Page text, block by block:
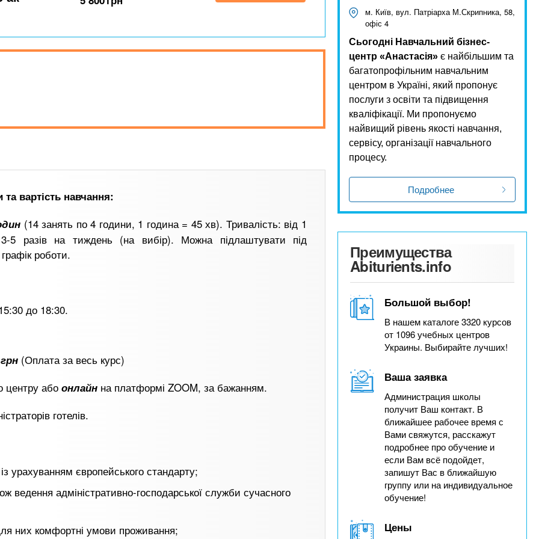
та вартість навчання:
(14 занять по 4 години, 1 година = 45 хв). Тривалість: від 1
5 разів на тиждень (на вибір). Можна підлаштувати під
роботи.
до 18:30.
(Оплата за весь курс)
центру або онлайн на платформі ZOOM, за бажанням.
готелів.
урахуванням європейського стандарту;
ведення адміністративно-господарської служби сучасного
них комфортні умови проживання;
м. Київ, вул. Патріарха М.Скрипника, 58,
офіс 4
Сьогодні Навчальний бізнес-
центр «Анастасія» є найбільшим та
багатопрофільним навчальним
центром в Україні, який пропонує
послуги з освіти та підвищення
кваліфікації. Ми пропонуємо
найвищий рівень якості навчання,
сервісу, організації навчального
процесу.
Подробнее
Преимущества
Abiturients.info
Большой выбор!
В нашем каталоге 3320 курсов
от 1096 учебных центров
Украины. Выбирайте лучших!
Ваша заявка
Администрация школы
получит Ваш контакт. В
ближайшее рабочее время с
Вами свяжутся, расскажут
подробнее про обучение и
если Вам всё подойдет,
запишут Вас в ближайшую
группу или на индивидуальное
обучение!
Цены